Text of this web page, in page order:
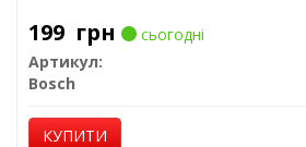
199 грн
сьогодні
Артикул:
Bosch
КУПИТИ